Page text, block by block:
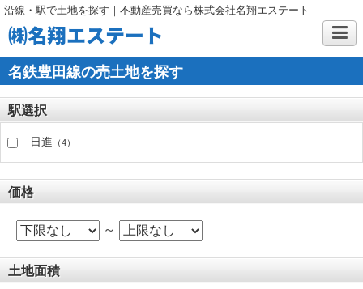
沿線・駅で土地を探す｜不動産売買なら株式会社名翔エステート
㈱名翔エステート
名鉄豊田線の売土地を探す
駅選択
日進 （4）
価格
～
土地面積